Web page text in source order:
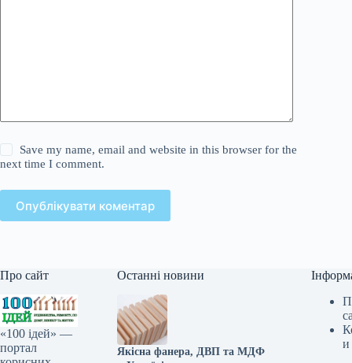
Save my name, email and website in this browser for the
next time I comment.
Опублікувати коментар
Про сайт
«100 ідей» —
портал
Останні новини
Якісна фанера, ДВП та МДФ
и